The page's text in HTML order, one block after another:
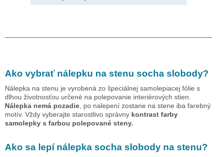
Ako vybrať nálepku na stenu socha slobody?
Nálepka na stenu je vyrobená zo špeciálnej samolepiacej fólie s
dlhou životnosťou určené na polepovanie interiérových stien.
Nálepka nemá pozadie , po nalepení zostane na stene iba farebný
motív. Vždy vyberajte starostlivo správny kontrast farby
samolepky s farbou polepované steny.
Ako sa lepí nálepka socha slobody na stenu?